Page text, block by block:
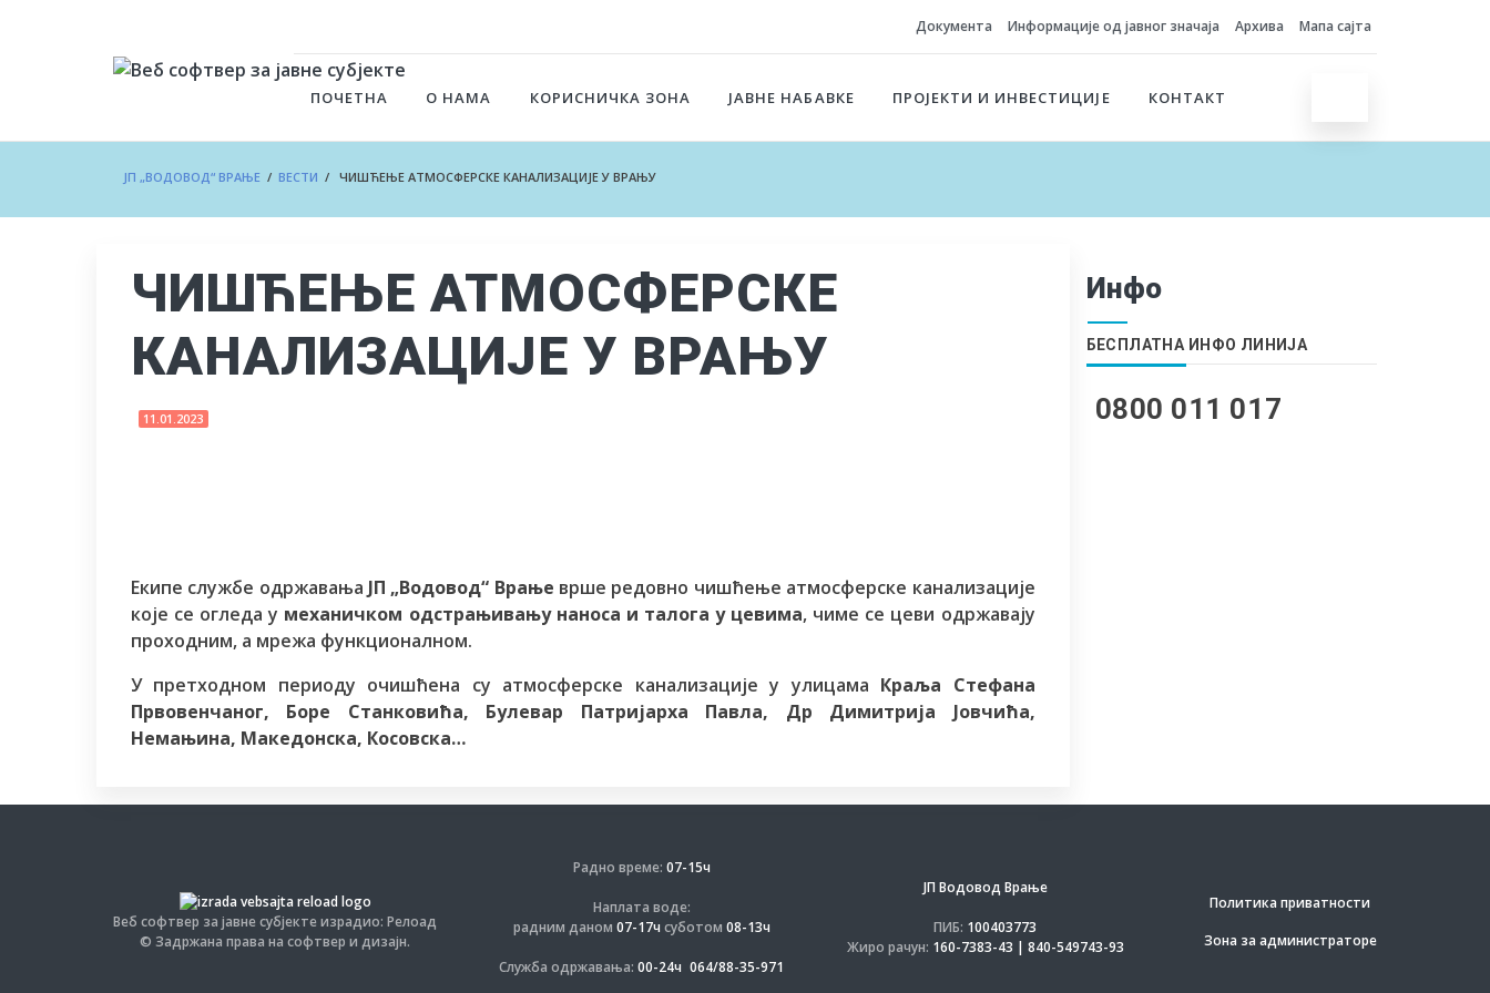
Документа Информације од јавног значаја Архива Мапа сајта
ПОЧЕТНА О НАМА КОРИСНИЧКА ЗОНА ЈАВНЕ НАБАВКЕ ПРОЈЕКТИ И ИНВЕСТИЦИЈЕ КОНТАКТ
ЈП „ВОДОВОД“ ВРАЊЕ / ВЕСТИ / ЧИШЋЕЊЕ АТМОСФЕРСКЕ КАНАЛИЗАЦИЈЕ У ВРАЊУ
ЧИШЋЕЊЕ АТМОСФЕРСКЕ
КАНАЛИЗАЦИЈЕ У ВРАЊУ
11.01.2023
Екипе службе одржавања ЈП „Водовод“ Врање врше редовно чишћење атмосферске канализације
које се огледа у механичком одстрањивању наноса и талога у цевима, чиме се цеви одржавају
проходним, а мрежа функционалном.
У претходном периоду очишћена су атмосферске канализације у улицама Краља Стефана
Првовенчаног, Боре Станковића, Булевар Патријарха Павла, Др Димитрија Јовчића,
Немањина, Македонска, Косовска…
Инфо
БЕСПЛАТНА ИНФО ЛИНИЈА
0800 011 017
Политика приватности
Зона за администраторе
Радно време: 07-15ч
Наплата воде:
радним даном 07-17ч суботом 08-13ч
Служба одржавања: 00-24ч 064/88-35-971
ЈП Водовод Врање
ПИБ: 100403773
Жиро рачун: 160-7383-43 | 840-549743-93
Веб софтвер за јавне субјекте израдио: Релоад
© Задржана права на софтвер и дизајн.